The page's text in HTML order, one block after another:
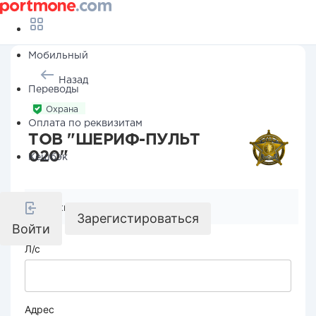
Мобильный
Переводы
Оплата по реквизитам
Кешбэк
Войти
Зарегистироваться
Назад
Охрана
ТОВ "ШЕРИФ-ПУЛЬТ
020"
Реквизиты компании
Л/с
Адрес